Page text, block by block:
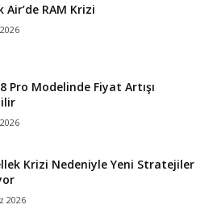
Air’de RAM Krizi
Pro Modelinde Fiyat Artışı
Krizi Nedeniyle Yeni Stratejiler
2026